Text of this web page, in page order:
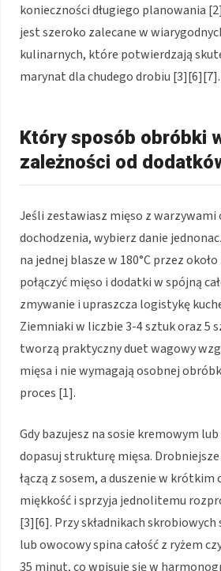
konieczności długiego planowania
jest szeroko zalecane w
kulinarnych, które potwierdzają
marynat dla chudego drobiu [3][6][7].
Który sposób obróbki
zależności od
Jeśli zestawiasz mięso z warzywami
dochodzenia, wybierz danie
na jednej blasze w 180°C przez
połączyć mięso i dodatki w spójną
zmywanie i upraszcza logistykę
Ziemniaki w liczbie 3-4 sztuk oraz 5
tworzą praktyczny duet wagowy
mięsa i nie wymagają osobnej
proces [1].
Gdy bazujesz na sosie kremowym
dopasuj strukturę mięsa.
łączą z sosem, a duszenie w krótkim
miękkość i sprzyja jednolitemu
[3][6]. Przy składnikach
lub owocowy spina całość z ryżem
35 minut, co wpisuje się w